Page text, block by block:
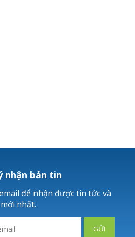
nhận bản tin
để nhận được tin tức và
nhất.
GỬI